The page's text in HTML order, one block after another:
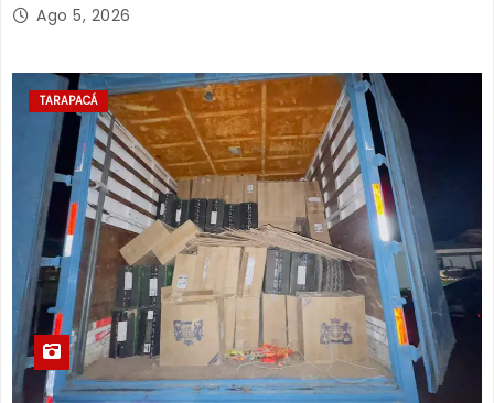
Ago 5, 2026
TARAPACÁ